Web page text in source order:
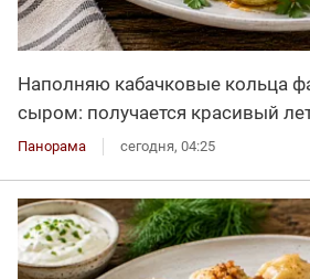
Наполняю кабачковые кольца
сыром: получается красивый
Панорама сегодня, 04:25